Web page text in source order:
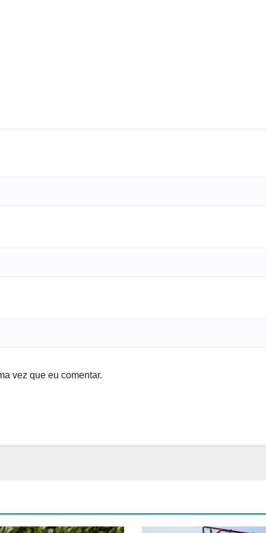
vez que eu comentar.